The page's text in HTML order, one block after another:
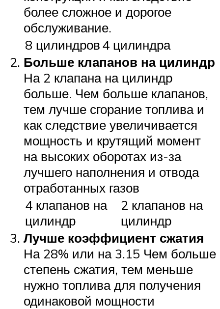
более сложное и дорогое
обслуживание.
8 цилиндров4 цилиндра
Больше клапанов на цилиндр
На 2 клапана на цилиндр
больше. Чем больше клапанов,
тем лучше сгорание топлива и
как следствие увеличивается
мощность и крутящий момент
на высоких оборотах из-за
лучшего наполнения и отвода
отработанных газов
4 клапанов на
цилиндр
2 клапанов на
цилиндр
Лучше коэффициент сжатия
На 28% или на 3.15 Чем больше
степень сжатия, тем меньше
нужно топлива для получения
одинаковой мощности